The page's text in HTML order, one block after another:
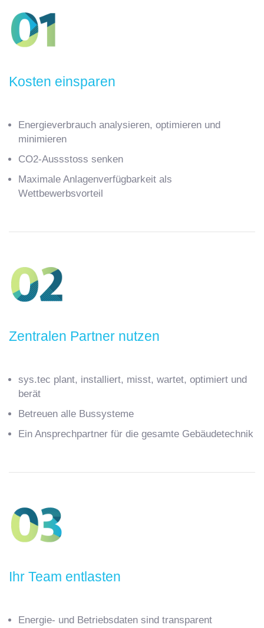
Kosten einsparen
Energieverbrauch analysieren, optimieren und
minimieren
CO2-Aussstoss senken
Maximale Anlagenverfügbarkeit als
Wettbewerbsvorteil
Zentralen Partner nutzen
sys.tec plant, installiert, misst, wartet, optimiert und
berät
Betreuen alle Bussysteme
Ein Ansprechpartner für die gesamte Gebäudetechnik
Ihr Team entlasten
Energie- und Betriebsdaten sind transparent